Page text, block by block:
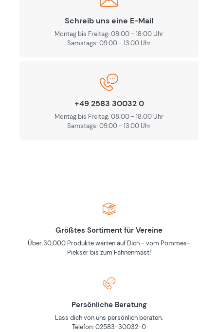
Schreib uns eine E-Mail
Montag bis Freitag: 08:00 - 18:00 Uhr
Samstags: 09.00 - 13.00 Uhr
+49 2583 30032 0
Montag bis Freitag: 08:00 - 18:00 Uhr
Samstags: 09.00 - 13.00 Uhr
Größtes Sortiment für Vereine
Über 30,000 Produkte warten auf Dich - vom Pommes-
Piekser bis zum Fahnenmast!
Persönliche Beratung
Lass dich von uns persönlich beraten.
Telefon: 02583-30032-0